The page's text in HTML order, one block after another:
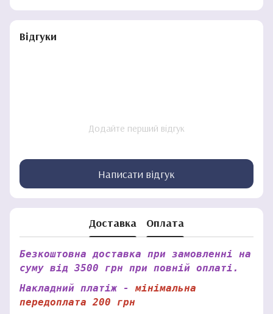
Відгуки
Додайте перший відгук
Написати відгук
Доставка Оплата
Безкоштовна доставка при замовленні на
суму від 3500 грн при повній оплаті.
Накладний платіж - мінімальна
передоплата 200 грн